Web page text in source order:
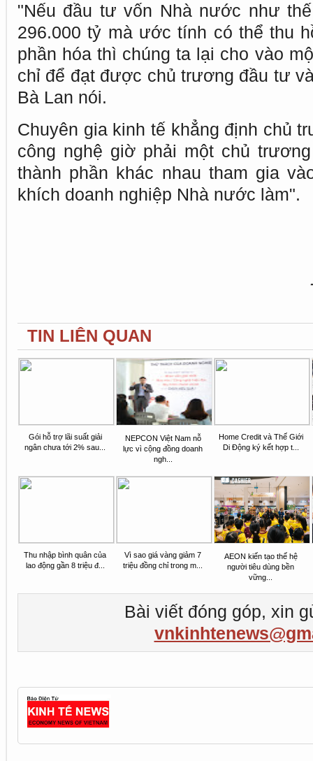
"Nếu đầu tư vốn Nhà nước như
296.000 tỷ mà ước tính có thể thu
phần hóa thì chúng ta lại cho vào
chỉ để đạt được chủ trương đầu tư
Bà Lan nói.
Chuyên gia kinh tế khẳng định chủ
công nghệ giờ phải một chủ
thành phần khác nhau tham gia
khích doanh nghiệp Nhà nước làm".
TIN LIÊN QUAN
Gói hỗ trợ lãi suất giải
ngân chưa tới 2% sau...
NEPCON Việt Nam nỗ
lực vì cộng đồng doanh
ngh...
Home Credit và Thế Giới
Di Động ký kết hợp t...
Thu nhập bình quân của
lao động gần 8 triệu đ...
Vì sao giá vàng giảm 7
triệu đồng chỉ trong m...
AEON kiến tạo thế hệ
người tiêu dùng bền
vững...
Bài viết đóng góp, xin